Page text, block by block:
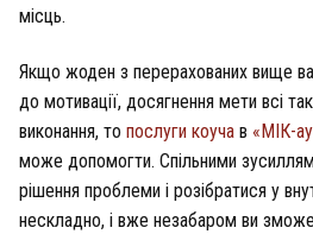
місць.
Якщо жоден з перерахованих вище
до мотивації, досягнення мети всі
виконання, то послуги коуча в «МІК-
може допомогти. Спільними
рішення проблеми і розібратися у
нескладно, і вже незабаром ви